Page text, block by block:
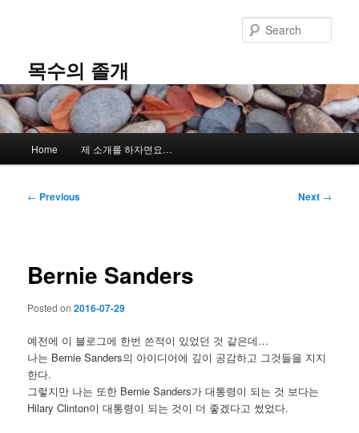
content목수의 졸개
Home 제 소개를 하자면요…
Post
← Previous Next →
Bernie Sanders
Posted on2016-07-29
예전에 이 블로그에 한번 쓴적이 있었던 것 같은데…
나는 Bernie Sanders의 아이디어에 깊이 공감하고 그것들을 지지
한다.
그렇지만 나는 또한 Bernie Sanders가 대통령이 되는 것 보다는
Hilary Clinton이 대통령이 되는 것이 더 좋겠다고 썼었다.